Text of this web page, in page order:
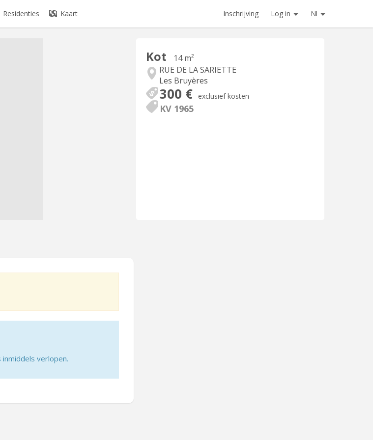
Residenties Kaart Inschrijving Log in Nl
Kot
14 m²
RUE DE LA SARIETTE
Les Bruyères
300 € exclusief kosten
KV 1965
verlopen.